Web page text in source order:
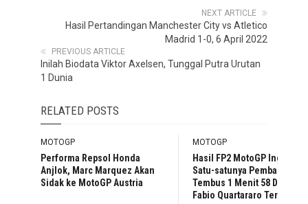
NEXT ARTICLE
Hasil Pertandingan Manchester City vs Atletico
Madrid 1-0, 6 April 2022
PREVIOUS ARTICLE
Inilah Biodata Viktor Axelsen, Tunggal Putra Urutan
1 Dunia
RELATED POSTS
MOTOGP
Performa Repsol Honda
Anjlok, Marc Marquez Akan
Sidak ke MotoGP Austria
MOTOGP
Hasil FP2 MotoGP Inggris:
Satu-satunya Pembalap
Tembus 1 Menit 58 Detik,
Fabio Quartararo Tercepat